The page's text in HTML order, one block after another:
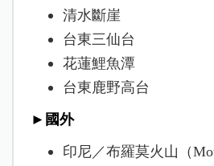
清水斷崖
台東三仙台
花蓮鯉魚潭
台東鹿野高台
►國外
印尼／布羅莫火山（